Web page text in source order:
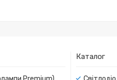
Каталог